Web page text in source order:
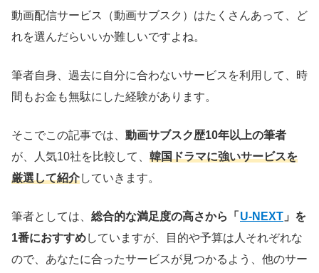
動画配信サービス（動画サブスク）はたくさんあって、ど
れを選んだらいいか難しいですよね。
筆者自身、過去に自分に合わないサービスを利用して、時
間もお金も無駄にした経験があります。
そこでこの記事では、 動画サブスク歴10年以上の筆者
が、人気10社を比較して、 韓国ドラマに強いサービスを
厳選して紹介していきます。
筆者としては、 総合的な満足度の高さから「 U-NEXT 」を
1番におすすめしていますが、目的や予算は人それぞれな
ので、あなたに合ったサービスが見つかるよう、他のサー